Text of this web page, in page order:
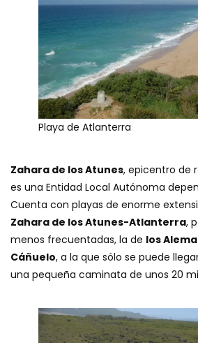
Playa de Atlanterra
Zahara de los Atunes, epicentro de
es una Entidad Local Autónoma
Cuenta con playas de enorme
Zahara de los Atunes-Atlanterra,
menos frecuentadas, la de los
Cáñuelo, a la que sólo se puede
una pequeña caminata de unos 20